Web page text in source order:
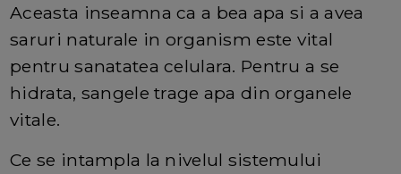
Aceasta inseamna ca a bea apa si a avea
saruri naturale in organism este vital
pentru sanatatea celulara. Pentru a se
hidrata, sangele trage apa din organele
vitale.
Ce se intampla la nivelul sistemului